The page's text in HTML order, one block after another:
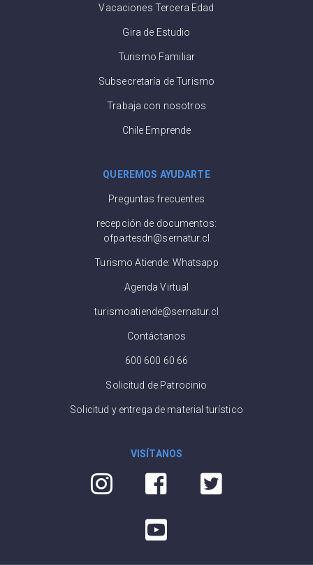
Vacaciones Tercera Edad
Gira de Estudio
Turismo Familiar
Subsecretaría de Turismo
Trabaja con nosotros
Chile Emprende
QUEREMOS AYUDARTE
Preguntas frecuentes
recepción de documentos:
ofpartesdn@sernatur.cl
Turismo Atiende: Whatsapp
Agenda Virtual
turismoatiende@sernatur.cl
Contáctanos
600 600 60 66
Solicitud de Patrocinio
Solicitud y entrega de material turístico
VISÍTANOS